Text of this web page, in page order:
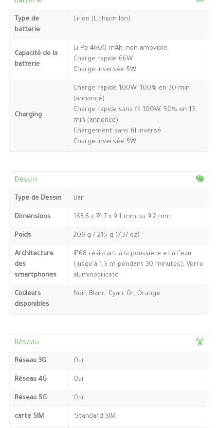
Type de
batterie
Li-Ion (Lithium Ion)
Capacité de la
batterie
Li-Po 4600 mAh, non amovible,
Charge rapide 66W
Charge inversée 5W
Charging
Charge rapide 100W, 100% en 30 min
(annoncé)
Charge rapide sans fil 100W, 50% en 15
min (annoncé)
Chargement sans fil inversé
Charge inversée 5W
Dessin
Type de Dessin Bar
Dimensions 163,6 x 74,7 x 9,1 mm ou 9,2 mm
Poids 209 g / 215 g (7.37 oz)
Architecture
des
smartphones
IP68 résistant à la poussière et à l’eau
(jusqu’à 1,5 m pendant 30 minutes), Verre
aluminosilicaté
Couleurs
disponibles
Noir, Blanc, Cyan, Or, Orange
Réseau
Réseau 3G Oui
Réseau 4G Oui
Réseau 5G Oui
carte SIM `Standard SIM